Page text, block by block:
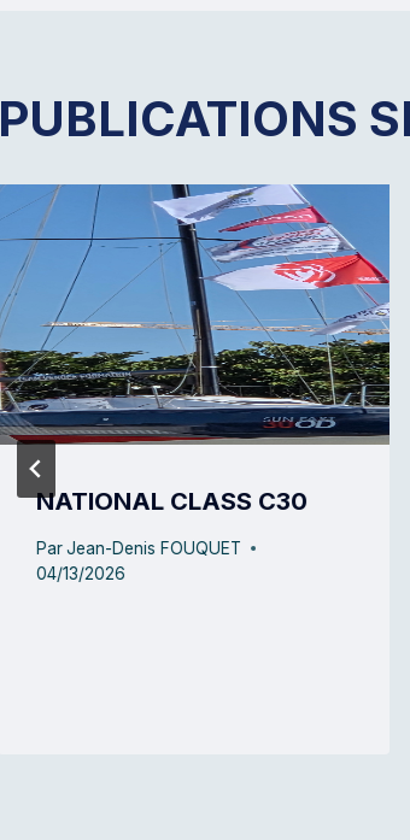
PUBLICATIONS
NATIONAL CLASS C30
ParJean-Denis FOUQUET
04/13/2026